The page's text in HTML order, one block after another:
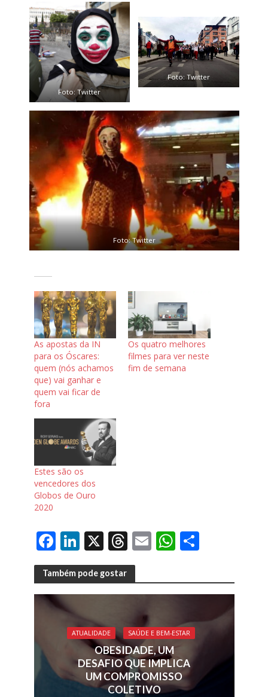
Foto: Twitter
Foto: Twitter
Foto: Twitter
As apostas da IN
para os Óscares:
quem (nós achamos
que) vai ganhar e
quem vai ficar de
fora
Os quatro melhores
filmes para ver neste
fim de semana
Estes são os
vencedores dos
Globos de Ouro
2020
F
ac
e
b
o
Li
n
k
e
dI
n
X T
h
re
a
d
s
E
ai
l
W
at
s
A
p
p
S
ar
e
Também pode gostar
ATUALIDADE SAÚDE E BEM-ESTAR
OBESIDADE, UM
DESAFIO QUE IMPLICA
UM COMPROMISSO
COLETIVO